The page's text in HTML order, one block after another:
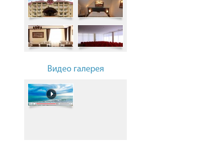
Видео галерея